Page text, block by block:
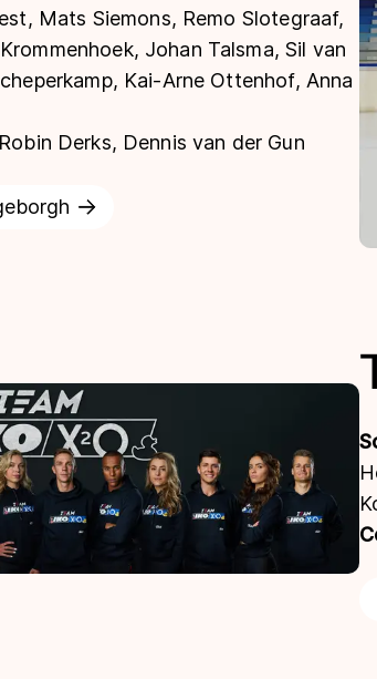
Mats Siemons, Remo Slotegraaf,
Johan Talsma, Sil van
Kai-Arne Ottenhof, Anna
Derks, Dennis van der Gun